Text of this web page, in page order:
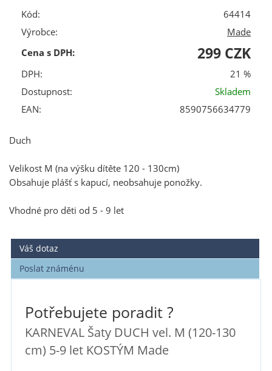
Kód:
64414
Výrobce:
Made
Cena s DPH:
299 CZK
DPH:
21 %
Dostupnost:
Skladem
EAN:
8590756634779
Duch
Velikost M (na výšku dítěte 120 - 130cm)
Obsahuje plášť s kapucí, neobsahuje ponožky.
Vhodné pro děti od 5 - 9 let
Váš dotaz
Poslat známénu
Potřebujete poradit ?
KARNEVAL Šaty DUCH vel. M (120-130
cm) 5-9 let KOSTÝM Made